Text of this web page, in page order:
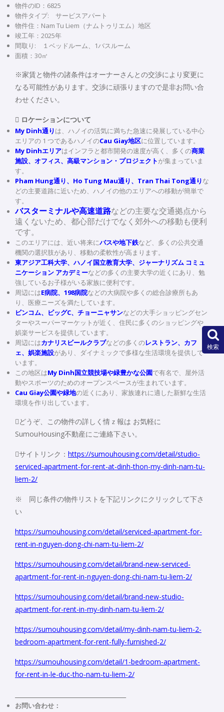
物件のID：6825
物件タイプ: サービスアパート
物件住：Nam Tu Liem（ナムトゥリエム）地区
竣工年：2025年
間取り: １ベッドルーム、1バスルーム
面積：30㎡
※家賃と物件の諸条件はオーナーさんとの交渉により変更に
なる可能性があります。交渉に頑張りますので是非お問い合
わせください。
 ロケーションについて
My Dinh通りは、ハノイの活気に満ちた急速に発展している中心
エリアの 1 つであるハノイのCau Giay地区に位置しています。
My Dinhエリアはインフラと都市開発の速度が高く、多くの商業
施設、オフィス、高級マンション・プロジェクトが集まっていま
す。
Pham Hung通り、Ho Tung Mau通り、Tran Thai Tong通りな
どの主要道路に近いため、ハノイの他のエリアへの移動が簡単で
す。
バスターミナルや高速道路などの主要な交通拠点から
遠くないため、都心部だけでなく郊外への移動も便利
です。
このエリアには、近い将来にバスや地下鉄など、多くの公共交通
機関の選択肢があり、移動の柔軟性が高まります。
東アジア工科大学、ハノイ国立教育大学、ジャーナリズム コミュ
ニケーション アカデミーなどの多くの主要大学の近くにあり、勉
強しているお子様がいる家族に便利です。
周辺にはE病院、198病院などの大病院や多くの総合診療所もあ
り、医療ニーズを満たしています。
ビンコム、ビッグC、チョーニャサンなどの大手ショッピングセン
ターやスーパーマーケットが近く、住民に多くのショッピングや
娯楽サービスを提供しています。
周辺にはカナリスビールクラブなどの多くのレストラン、カフ
ェ、娯楽施設があり、ダイナミックで多様な生活環境を提供して
います。
この地区はMy Dinh国立競技場や緑豊かな公園で有名で、屋外活
動やスポーツのためのオープンスペースが生まれています。
Cau Giay公園や緑地の近くにあり、家族連れに適した新鮮な生活
環境を作り出しています。
どうぞ、この物件の詳しく情ｚ報は お気軽に
SumouHousing不動産にご連絡下さい。
サイトリンク： https://sumouhousing.com/detail/studio-
serviced-apartment-for-rent-at-dinh-thon-my-dinh-nam-tu-
liem-2/
※ 同じ条件の物件リストを下記リンクにクリックして下さ
い
https://sumouhousing.com/detail/serviced-apartment-for-
rent-in-nguyen-dong-chi-nam-tu-liem-2/
https://sumouhousing.com/detail/brand-new-serviced-
apartment-for-rent-in-nguyen-dong-chi-nam-tu-liem-2/
https://sumouhousing.com/detail/brand-new-studio-
apartment-for-rent-in-my-dinh-nam-tu-liem-2/
https://sumouhousing.com/detail/my-dinh-nam-tu-liem-2-
bedroom-apartment-for-rent-fully-furnished-2/
https://sumouhousing.com/detail/1-bedroom-apartment-
for-rent-in-le-duc-tho-nam-tu-liem-2/
お問い合わせ：
検索